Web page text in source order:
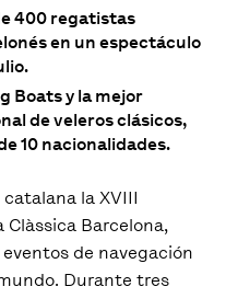
400 regatistas
en un espectáculo
Boats y la mejor
de veleros clásicos,
10 nacionalidades.
la XVIII
Clàssica Barcelona,
de navegación
Durante tres